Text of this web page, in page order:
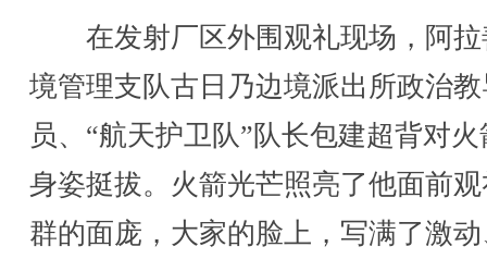
在发射厂区外围观礼现场，阿拉
境管理支队古日乃边境派出所政治
员、“航天护卫队”队长包建超背对
身姿挺拔。火箭光芒照亮了他面前
群的面庞，大家的脸上，写满了激